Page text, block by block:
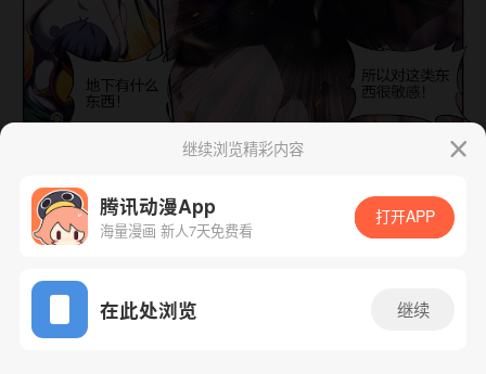
App免费看
下一话 腾漫App免费看
继续浏览精彩内容
腾讯动漫App
海量漫画 新人7天免费看
打开APP
在此处浏览 继续